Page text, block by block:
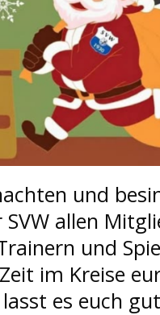
und
allen
und
im Kreise
es euch